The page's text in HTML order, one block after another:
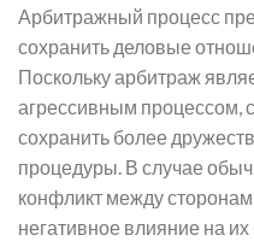
Арбитражный процесс
сохранить деловые
Поскольку арбитраж
агрессивным процессом,
сохранить более
процедуры. В случае
конфликт между
негативное влияние на